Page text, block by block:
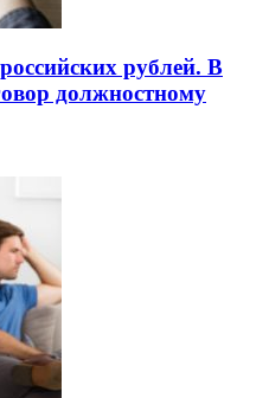
рублей. В
должностному